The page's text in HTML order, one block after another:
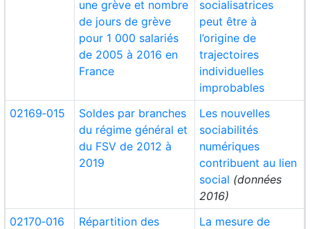
une grève et nombre
de jours de grève
pour 1 000 salariés
de 2005 à 2016 en
France
socialisatrices
peut être à
l’origine de
trajectoires
individuelles
improbables
02169‑015
Soldes par branches
du régime général et
du FSV de 2012 à
2019
Les nouvelles
sociabilités
numériques
contribuent au lien
social (données
2016)
02170‑016
Répartition des
La mesure de